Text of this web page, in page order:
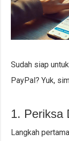
Sudah siap
PayPal? Yuk,
1. Periksa
Langkah